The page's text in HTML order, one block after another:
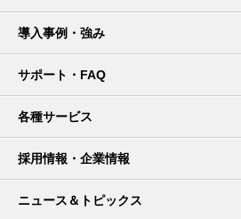
導入事例・強み
サポート・FAQ
各種サービス
採用情報・企業情報
ニュース＆トピックス